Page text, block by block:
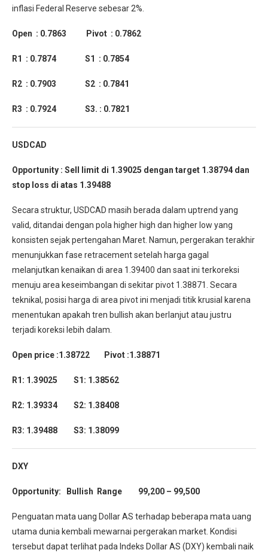
inflasi Federal Reserve sebesar 2%.
Open : 0.7863 Pivot : 0.7862
R1 : 0.7874 S1 : 0.7854
R2 : 0.7903 S2 : 0.7841
R3 : 0.7924 S3. : 0.7821
USDCAD
Opportunity : Sell limit di 1.39025 dengan target 1.38794 dan
stop loss di atas 1.39488
Secara struktur, USDCAD masih berada dalam uptrend yang
valid, ditandai dengan pola higher high dan higher low yang
konsisten sejak pertengahan Maret. Namun, pergerakan terakhir
menunjukkan fase retracement setelah harga gagal
melanjutkan kenaikan di area 1.39400 dan saat ini terkoreksi
menuju area keseimbangan di sekitar pivot 1.38871. Secara
teknikal, posisi harga di area pivot ini menjadi titik krusial karena
menentukan apakah tren bullish akan berlanjut atau justru
terjadi koreksi lebih dalam.
Open price :1.38722 Pivot :1.38871
R1: 1.39025 S1: 1.38562
R2: 1.39334 S2: 1.38408
R3: 1.39488 S3: 1.38099
DXY
Opportunity: Bullish Range 99,200 – 99,500
Penguatan mata uang Dollar AS terhadap beberapa mata uang
utama dunia kembali mewarnai pergerakan market. Kondisi
tersebut dapat terlihat pada Indeks Dollar AS (DXY) kembali naik